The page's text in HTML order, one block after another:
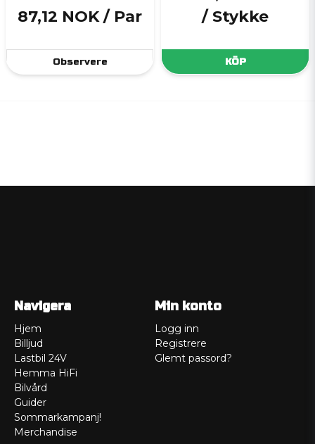
87,12 NOK / Par
Observere
/ Stykke
KÖP
Navigera
Hjem
Billjud
Lastbil 24V
Hemma HiFi
Bilvård
Guider
Sommarkampanj!
Merchandise
Min konto
Logg inn
Registrere
Glemt passord?